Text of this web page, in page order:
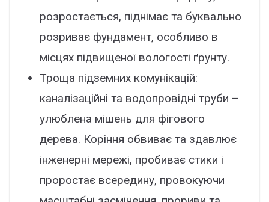
розростається, піднімає та буквально
розриває фундамент, особливо в
місцях підвищеної вологості ґрунту.
Троща підземних комунікацій:
каналізаційні та водопровідні труби –
улюблена мішень для фігового
дерева. Коріння обвиває та здавлює
інженерні мережі, пробиває стики і
проростає всередину, провокуючи